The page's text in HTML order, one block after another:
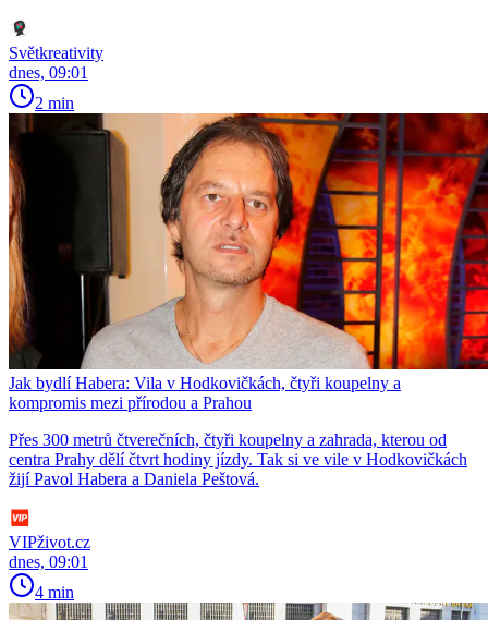
Světkreativity
dnes, 09:01
2 min
Jak bydlí Habera: Vila v Hodkovičkách, čtyři koupelny a
kompromis mezi přírodou a Prahou
Přes 300 metrů čtverečních, čtyři koupelny a zahrada, kterou od
centra Prahy dělí čtvrt hodiny jízdy. Tak si ve vile v Hodkovičkách
žijí Pavol Habera a Daniela Peštová.
VIPživot.cz
dnes, 09:01
4 min